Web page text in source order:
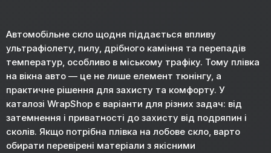
Автомобільне скло щодня піддається впливу
ультрафіолету, пилу, дрібного каміння та перепадів
температур, особливо в міському трафіку. Тому плівка
на вікна авто — це не лише елемент тюнінгу, а
практичне рішення для захисту та комфорту. У
каталозі WrapShop є варіанти для різних задач: від
затемнення і приватності до захисту від подряпин і
сколів. Якщо потрібна плівка на лобове скло, варто
обирати перевірені матеріали з якісними